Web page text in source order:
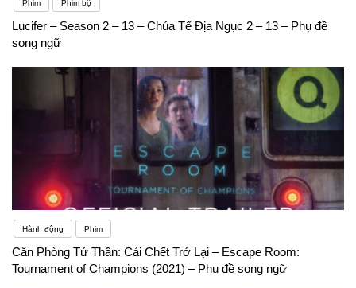
Phim Phim bộ
Lucifer – Season 2 – 13 – Chúa Tể Địa Ngục 2 – 13 – Phụ đề
song ngữ
Hành động Phim
Căn Phòng Tử Thần: Cái Chết Trở Lại – Escape Room:
Tournament of Champions (2021) – Phụ đề song ngữ